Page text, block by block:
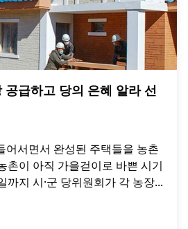
급하고 당의 은혜 알라 선
어서면서 완성된 주택들을 농촌
촌이 아직 가을걷이로 바쁜 시기
까지 시·군 당위원회가 각 농장...